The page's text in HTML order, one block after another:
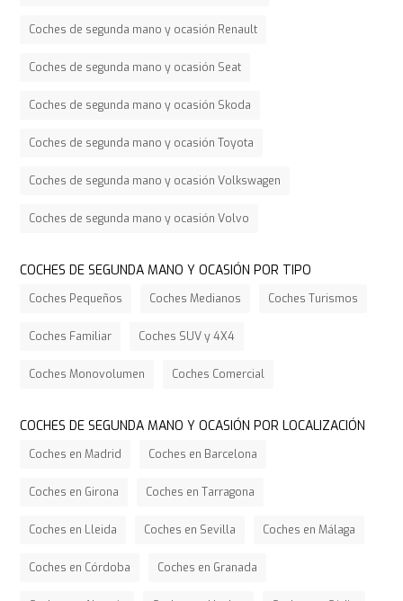
Coches de segunda mano y ocasión Renault
Coches de segunda mano y ocasión Seat
Coches de segunda mano y ocasión Skoda
Coches de segunda mano y ocasión Toyota
Coches de segunda mano y ocasión Volkswagen
Coches de segunda mano y ocasión Volvo
COCHES DE SEGUNDA MANO Y OCASIÓN POR TIPO
Coches Pequeños Coches Medianos Coches Turismos
Coches Familiar Coches SUV y 4X4
Coches Monovolumen Coches Comercial
COCHES DE SEGUNDA MANO Y OCASIÓN POR LOCALIZACIÓN
Coches en Madrid Coches en Barcelona
Coches en Girona Coches en Tarragona
Coches en Lleida Coches en Sevilla Coches en Málaga
Coches en Córdoba Coches en Granada